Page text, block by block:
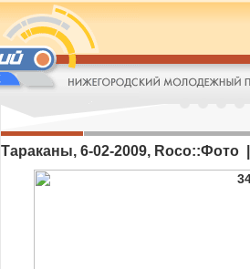
Тараканы, 6-02-2009, Roco::Фото